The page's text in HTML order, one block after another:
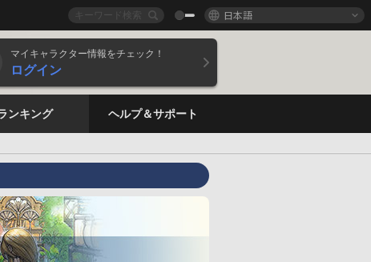
日本語
マイキャラクター情報をチェック！
ログイン
ンキング ヘルプ＆サポート